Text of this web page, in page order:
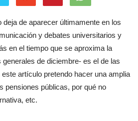
deja de aparecer últimamente en los
y debates universitarios y
en el tiempo que se aproxima la
de diciembre- es el de las
este artículo pretendo hacer una amplia
pensiones públicas, por qué no
etc.